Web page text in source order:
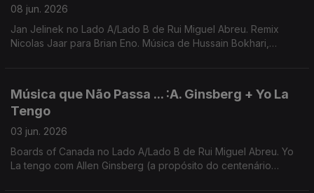
08 jun. 2026
Jan Jelinek no Lado A/Lado B de Rui Miguel Abreu. Remix
Nicolas Jaar para Brian Eno. Música de Hussain Bokhari,
Música que Não Passa ... :A. Ginsberg + Yo La
Tengo
03 jun. 2026
Boards of Canada no Lado A/Lado B de Rui Miguel Abreu. Yo
La tengo com Allen Ginsberg (a propósito do centenário